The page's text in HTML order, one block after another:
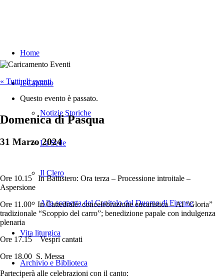
Home
Il Capitolo
Notizie Storiche
La Sede
Il Clero
Alla scoperta del Capitolo del Duomo di Firenze
Vita liturgica
Archivio e Biblioteca
« Tutti gli eventi
Questo evento è passato.
Domenica di Pasqua
31 Marzo 2024
Ore 10.15 In Battistero: Ora terza – Processione introitale –
Aspersione
Ore 11.00 In Cattedrale: concelebrazione eucaristica – Al “Gloria”
tradizionale “Scoppio del carro”; benedizione papale con indulgenza
plenaria
Ore 17.15 Vespri cantati
Ore 18.00 S. Messa
Parteciperà alle celebrazioni con il canto: